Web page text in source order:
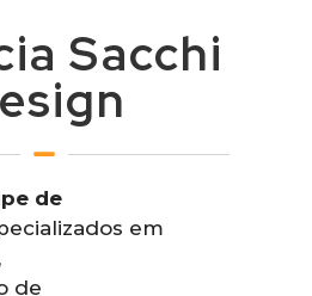
Sacchi
de
em
,
de